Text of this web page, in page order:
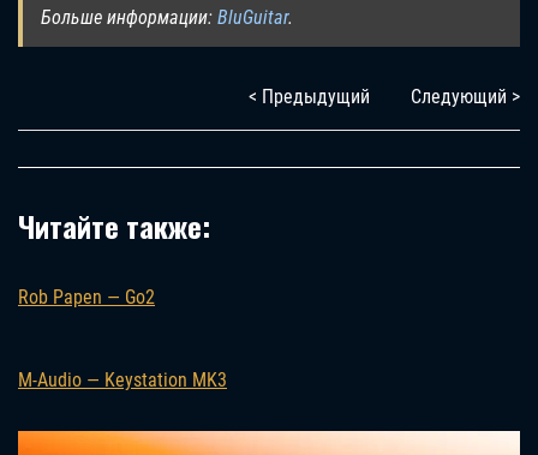
Больше информации: BluGuitar.
< Предыдущий Следующий >
Читайте также:
Rob Papen — Go2
M-Audio — Keystation MK3